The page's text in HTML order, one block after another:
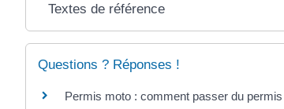
Textes de référence
Questions ? Réponses !
Permis moto : comment passer du